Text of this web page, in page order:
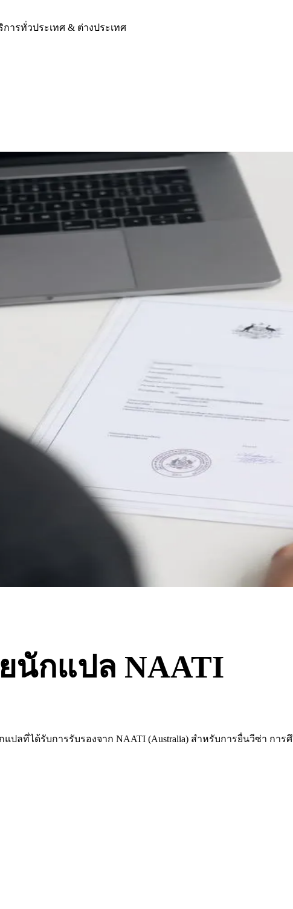
ารทั่วประเทศ & ต่างประเทศ
นักแปล NAATI
กแปลที่ได้รับการรับรองจาก NAATI (Australia) สำหรับการยื่นวีซ่า ก